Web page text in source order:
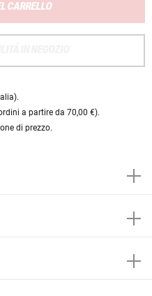
CARRELLO
a partire da 70,00 €).
di prezzo.